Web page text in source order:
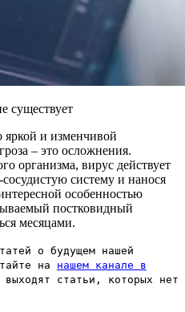
существует
яркой и изменчивой
– это осложнения.
организма, вирус действует
систему и нанося
особенностью
постковидный
месяцами.
о будущем нашей
на нашем канале в
статьи, которых нет